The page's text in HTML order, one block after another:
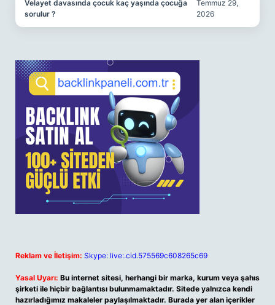
Velayet davasında çocuk kaç yaşında çocuğa
sorulur ?
Temmuz 29,
2026
Reklam ve İletişim: Skype: live:.cid.575569c608265c69
Yasal Uyarı: Bu internet sitesi, herhangi bir marka, kurum veya şahıs
şirketi ile hiçbir bağlantısı bulunmamaktadır. Sitede yalnızca kendi
hazırladığımız makaleler paylaşılmaktadır. Burada yer alan içerikler